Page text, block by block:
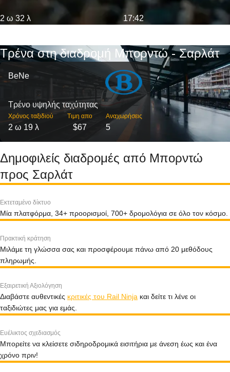
2 ω 32 λ 17:42
Τρένα στη διαδρομή Μπορντώ - Σαρλάτ
BeNe
Τρένο υψηλής ταχύτητας
Χρόνος ταξιδιού
2 ω 19 λ
Τιμη απο
$67
Αναχωρήσεις
5
Δημοφιλείς διαδρομές από Μπορντώ
προς Σαρλάτ
Εκτεταμένο δίκτυο
Μία πλατφόρμα, 34+ προορισμοί, 700+ δρομολόγια σε όλο τον κόσμο.
Πρακτική κράτηση
Μιλάμε τη γλώσσα σας και προσφέρουμε πάνω από 20 μεθόδους
πληρωμής.
Εξαιρετική Αξιολόγηση
Διαβάστε αυθεντικές κριτικές του Rail Ninja και δείτε τι λένε οι
ταξιδιώτες μας για εμάς.
Ευέλικτος σχεδιασμός
Μπορείτε να κλείσετε σιδηροδρομικά εισιτήρια με άνεση έως και ένα
χρόνο πριν!